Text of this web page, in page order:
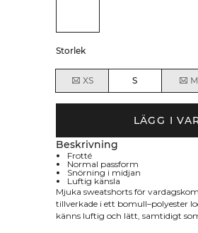
Storlek
XS S M
LÄGG I
Beskrivning
Frotté
Normal passform
Snörning i midjan
Luftig känsla
Mjuka sweatshorts för
tillverkade i ett bomull–polyester
känns luftig och lätt, samtidigt